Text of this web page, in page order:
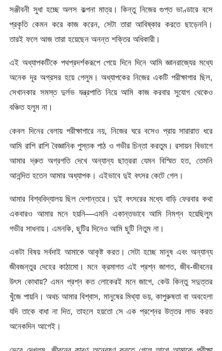
সঞ্জীবনী সুধা হচ্ছে অলস কল্পনা মাত্র। কিন্তু নিজের গুপ্ত ভাণ্ডারে বসে
প্রকৃতি কেমন করে কাজ করেন, সেটা তারা আবিষ্কার করতে ছাড়েননি।
তারই ফলে আজ তারা হয়েছেন অনন্ত শক্তির অধিকারী।
এই অধ্যাপকটিকে পথপ্রদর্শকরূপে পেয়ে দিনে দিনে আমি জ্ঞানরাজ্যের মধ্যে
অনেক দূর অগ্রসর হয়ে গেলুম। অধ্যাপকের নিজের একটি পরীক্ষাগার ছিল,
সেখানকার সমস্ত দুর্লভ যন্ত্রপাতি নিয়ে আমি কাজ করবার সুযোগ থেকেও
বঞ্চিত হলুম না।
কেবল দিনের বেলায় পরীক্ষাগারে নয়, নিজের ঘরে বসেও প্রায় সারারাত ধরে
আমি রাশি রাশি বৈজ্ঞানিক পুস্তক পাঠ ও গভীর চিন্তা করতুম। রসায়ন বিভাগে
আমার দ্রুত অগ্রগতি দেখে অন্যান্য ছাত্ররা যেমন বিস্মিত হত, তেমনি
আনন্দিত হতেন আমার অধ্যাপক। এইভাবে দুই বৎসর কেটে গেল।
আমার বিশ্ববিদ্যালয় ছিল দেশান্তরে। দুই বৎসরের মধ্যে বাড়ি ফেরবার কথা
একবারও আমার মনে হয়নি—এমনি একান্তভাবে আমি নিমগ্ন হয়েছিলুম
গভীর সাধনায়। এমনকি, ছুটির দিনেও আমি ছুটি নিতুম না।
একটা বিষয় সর্বদাই আমাকে আকৃষ্ট করত। সেটা হচ্ছে মানুষ এবং অন্যান্য
জীবজন্তুর দেহের কাঠামো। মনে ক্রমাগত এই প্রশ্ন জাগত, জীব-জীবনের
উৎস কোথায়? এমন প্রশ্ন কত লোকেরই মনে জাগে, কেউ কিন্তু সদুত্তর
খুঁজে পায়নি। অথচ আমার বিশ্বাস, মানুষের মিথ্যা ভয়, কাপুরুষতা বা অবহেলা
যদি তাকে বাধা না দিত, তাহলে হয়তো সে এক প্রশ্নের উত্তর লাভ করত
অনেকদিন আগেই।